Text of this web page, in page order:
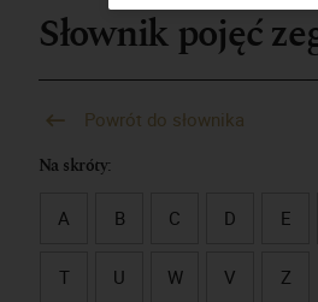
Słownik pojęć
Powrót do słownika
Na skróty:
A B C D E
T U W V Z